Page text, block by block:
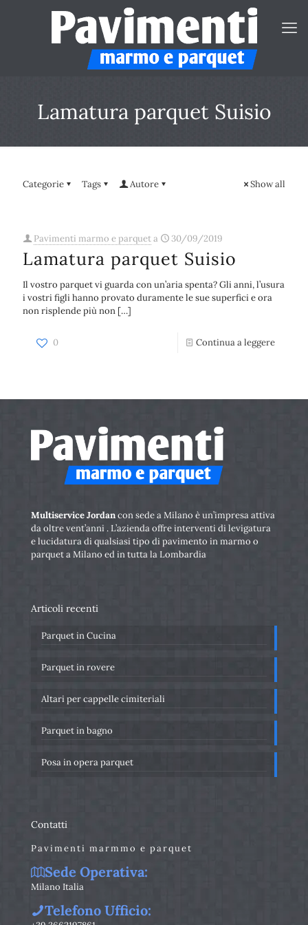
Lamatura parquet Suisio
Categorie Tags Autore Show all
Pavimenti marmo e parqueta 30/09/2019
Lamatura parquet Suisio
Il vostro parquet vi guarda con un’aria spenta? Gli anni, l’usura
i vostri figli hanno provato duramente le sue superfici e ora
non risplende più non […]
0 Continua a leggere
Multiservice Jordancon sede a Milano è un’impresa attiva
da oltre vent’anni . L’azienda offre interventi di levigatura
e lucidatura di qualsiasi tipo di pavimento in marmo o
parquet a Milano ed in tutta la Lombardia
Articoli recenti
Parquet in Cucina
Parquet in rovere
Altari per cappelle cimiteriali
Parquet in bagno
Posa in opera parquet
Contatti
Pavimenti marmmo e parquet
Sede Operativa:
Milano Italia
Telefono Ufficio: